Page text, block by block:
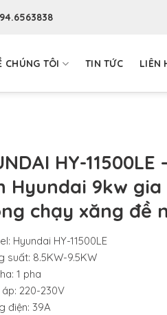
CHÚNG TÔI TIN TỨC LIÊN
HY-
Hyundai 9kw
chạy xăng đề
Hyundai HY-11500LE
suất: 8.5KW-9.5KW
1 pha
220-230V
điện: 39A